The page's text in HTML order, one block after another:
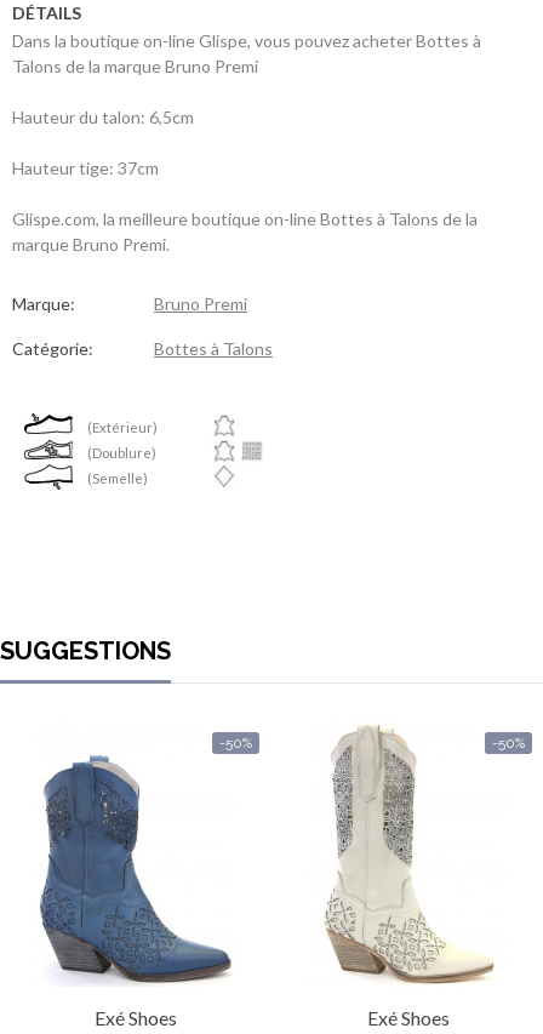
DÉTAILS
Dans la boutique on-line Glispe, vous pouvez acheter Bottes à
Talons de la marque Bruno Premi
Hauteur du talon: 6,5cm
Hauteur tige: 37cm
Glispe.com, la meilleure boutique on-line Bottes à Talons de la
marque Bruno Premi.
Marque: Bruno Premi
Catégorie: Bottes à Talons
(Extérieur)
(Doublure)
(Semelle)
SUGGESTIONS
-50%
Exé Shoes
-50%
Exé Shoes